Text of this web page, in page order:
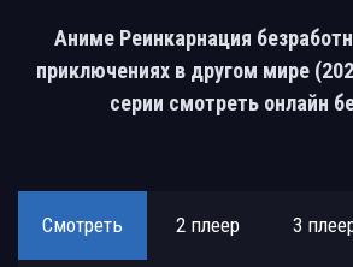
Аниме Реинкарнация
приключениях в другом мире
серии смотреть онлайн
Смотреть 2 плеер 3